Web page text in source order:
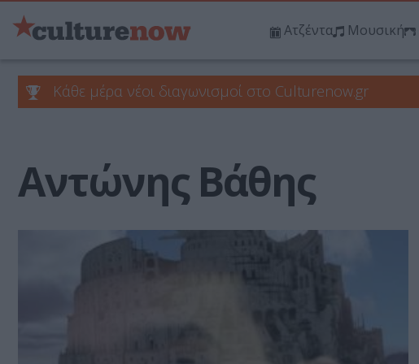
Ατζέντα Μουσική
Κάθε μέρα νέοι διαγωνισμοί στο Culturenow.gr
Αντώνης Βάθης